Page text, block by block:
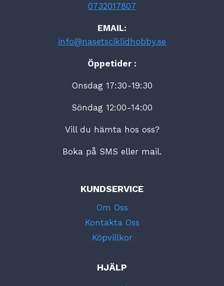
0732017807
EMAIL:
info@nasetsciklidhobby.se
Öppetider :
Onsdag 17:30-19:30
Söndag 12:00-14:00
Vill du hämta hos oss?
Boka på SMS eller mail.
KUNDSERVICE
Om Oss
Kontakta Oss
Köpvillkor
HJÄLP